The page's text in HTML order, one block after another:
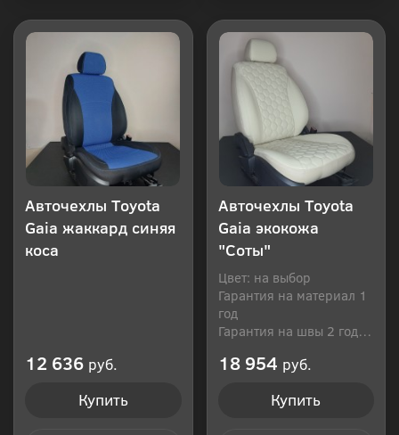
Авточехлы Toyota
Gaia жаккард синяя
коса
12 636 руб.
Купить
Авточехлы Toyota
Gaia экокожа
"Соты"
Цвет: на выбор
Гарантия на материал 1
год
Гарантия на швы 2 года
18 954 руб.
Купить